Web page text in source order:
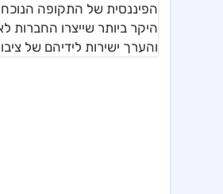
הפיננסית של התקופה
היקר ביותר שייצרו
והערך ישירות לידיהם של